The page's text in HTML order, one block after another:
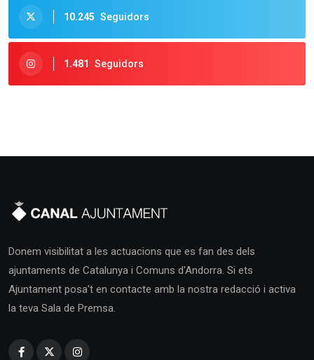
10.245 Seguidors
1.481 Seguidors
Donem visibilitat a les actuacions que es fan des dels
ajuntaments de Catalunya i Comuns d'Andorra. Si ets
Ajuntament posa't en contacte amb la nostra redacció i activa
la teva Sala de Premsa.